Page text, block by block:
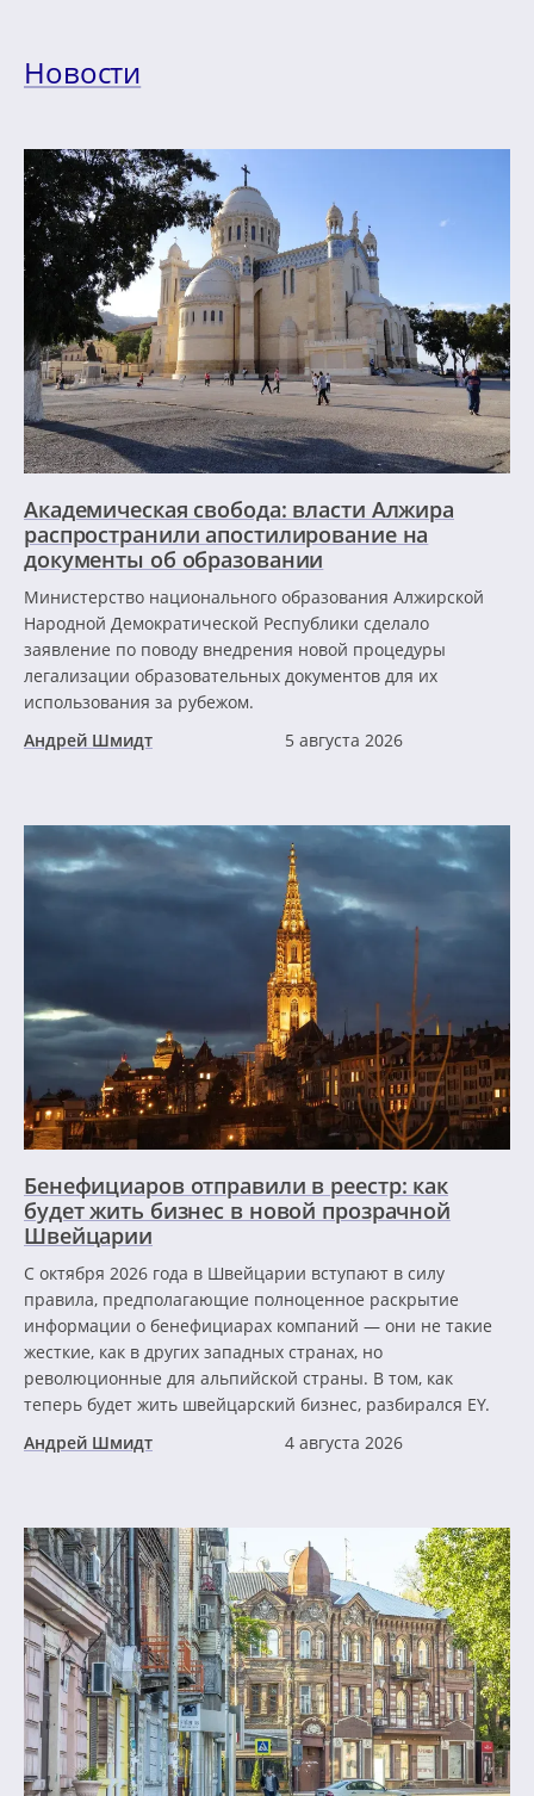
Новости
Академическая свобода: власти Алжира
распространили апостилирование на
документы об образовании
Министерство национального образования Алжирской
Народной Демократической Республики сделало
заявление по поводу внедрения новой процедуры
легализации образовательных документов для их
использования за рубежом.
Андрей Шмидт
5 августа 2026
Бенефициаров отправили в реестр: как
будет жить бизнес в новой прозрачной
Швейцарии
С октября 2026 года в Швейцарии вступают в силу
правила, предполагающие полноценное раскрытие
информации о бенефициарах компаний — они не такие
жесткие, как в других западных странах, но
революционные для альпийской страны. В том, как
теперь будет жить швейцарский бизнес, разбирался EY.
Андрей Шмидт
4 августа 2026